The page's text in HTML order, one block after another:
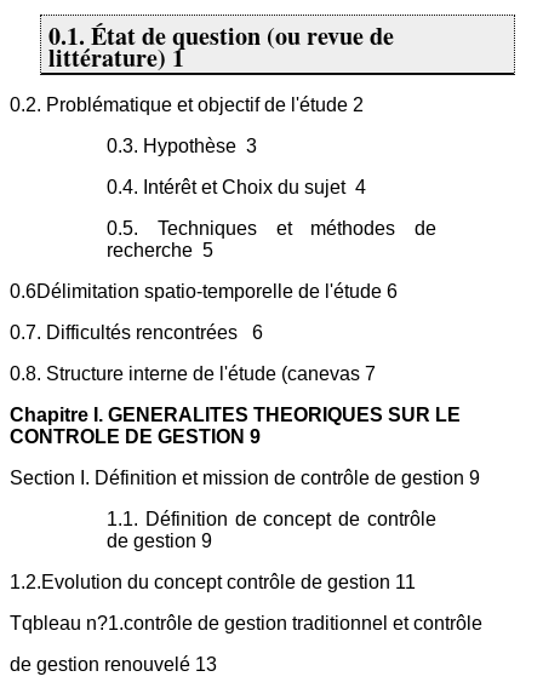
0.1. État de question (ou revue de
littérature) 1
0.2. Problématique et objectif de l'étude 2
0.3. Hypothèse 3
0.4. Intérêt et Choix du sujet 4
0.5. Techniques et méthodes de
recherche 5
0.6Délimitation spatio-temporelle de l'étude 6
0.7. Difficultés rencontrées 6
0.8. Structure interne de l'étude (canevas 7
Chapitre I. GENERALITES THEORIQUES SUR LE
CONTROLE DE GESTION 9
Section I. Définition et mission de contrôle de gestion 9
1.1. Définition de concept de contrôle
de gestion 9
1.2.Evolution du concept contrôle de gestion 11
Tqbleau n?1.contrôle de gestion traditionnel et contrôle
de gestion renouvelé 13